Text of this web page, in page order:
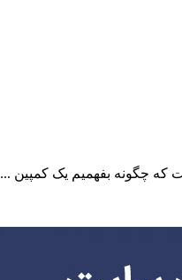
که چگونه بفهمیم یک کمپین ...